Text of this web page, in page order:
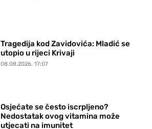
Tragedija kod Zavidovića: Mladić se
utopio u rijeci Krivaji
08.08.2026. 17:07
Osjećate se često iscrpljeno?
Nedostatak ovog vitamina može
utjecati na imunitet